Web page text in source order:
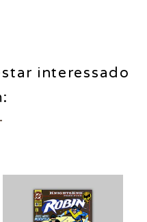
interessado